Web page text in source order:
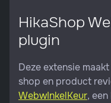
HikaShop
plugin
Deze extensie
shop en product
WebwInkelKeur,